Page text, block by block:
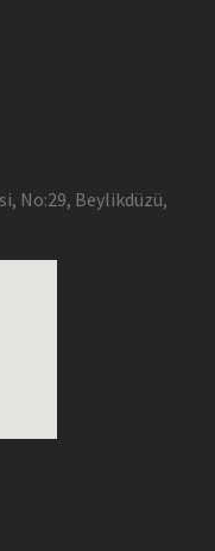
No:29, Beylikdüzü,